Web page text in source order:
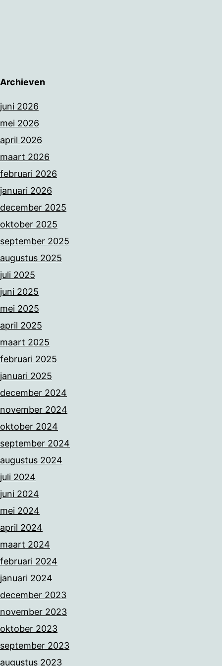
Archieven
juni 2026
mei 2026
april 2026
maart 2026
februari 2026
januari 2026
december 2025
oktober 2025
september 2025
augustus 2025
juli 2025
juni 2025
mei 2025
april 2025
maart 2025
februari 2025
januari 2025
december 2024
november 2024
oktober 2024
september 2024
augustus 2024
juli 2024
juni 2024
mei 2024
april 2024
maart 2024
februari 2024
januari 2024
december 2023
november 2023
oktober 2023
september 2023
augustus 2023